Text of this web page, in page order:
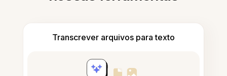
Transcrever arquivos para texto